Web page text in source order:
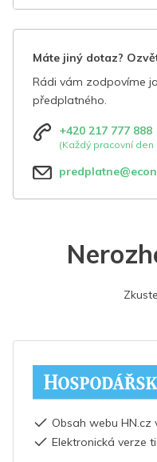
Máte jiný dotaz?
Rádi vám zodpovíme
předplatného.
+420 217 777 888
(Každý pracovní den
Obsah webu HN.cz
Elektronická verze